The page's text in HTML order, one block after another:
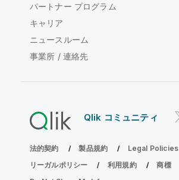
パートナー プログラム
キャリア
ニュースルーム
事業所 / 連絡先
Qlik コミュニティ
法的契約 製品規約
Legal Policies
リーガルポリシー
利用規約
商標